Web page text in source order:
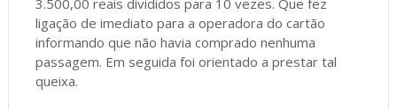
3.500,00 reais divididos para 10 vezes. Que fez
ligação de imediato para a operadora do cartão
informando que não havia comprado nenhuma
passagem. Em seguida foi orientado a prestar tal
queixa.